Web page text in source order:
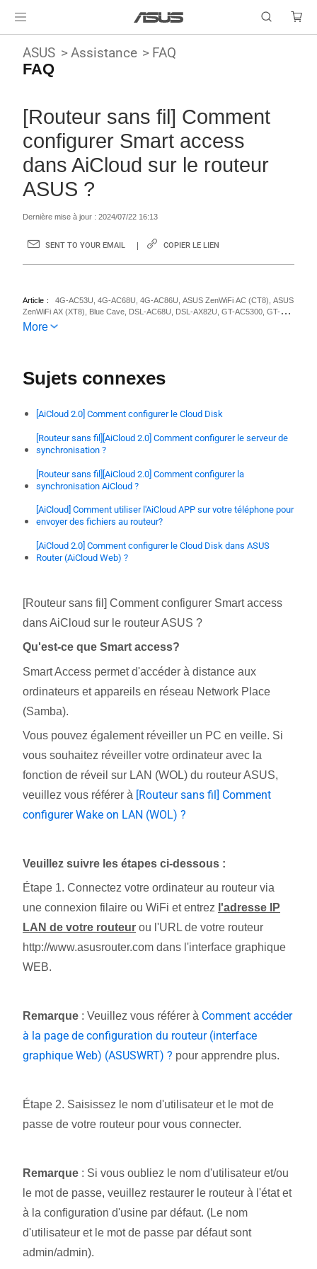
ASUS Assistance FAQ
FAQ
[Routeur sans fil] Comment
configurer Smart access
dans AiCloud sur le routeur
ASUS ?
Dernière mise à jour : 2024/07/22 16:13
SENT TO YOUR EMAIL COPIER LE LIEN
Article
4G-AC53U, 4G-AC68U, 4G-AC86U, ASUS ZenWiFi AC (CT8), ASUS
ZenWiFi AX (XT8), Blue Cave, DSL-AC68U, DSL-AX82U, GT-AC5300, GT-
AX11000, GT-AX11000 Pro, GT-AX6000, GT-AXE11000, ROG Rapture GT6,
ROG Rapture GT-AC2900, ROG Rapture GT-AXE16000, ROG STRIX GS-
ACRH13, RT-AX56U, RT-AX58U, RT-AX58U V2, RT-AX68U, RT-AX82U, RT-
AX82U V2, RT-AX86S, RT-AX86U, RT-N66U C1, TUF-AX3000, TUF-AX3000
More
Sujets connexes
[AiCloud 2.0] Comment configurer le Cloud Disk
[Routeur sans fil][AiCloud 2.0] Comment configurer le serveur de
synchronisation ?
[Routeur sans fil][AiCloud 2.0] Comment configurer la
synchronisation AiCloud ?
[AiCloud] Comment utiliser l'AiCloud APP sur votre téléphone pour
envoyer des fichiers au routeur?
[AiCloud 2.0] Comment configurer le Cloud Disk dans ASUS
Router (AiCloud Web) ?
[Routeur sans fil] Comment configurer Smart access
dans AiCloud sur le routeur ASUS ?
Qu'est-ce que Smart access?
Smart Access permet d'accéder à distance aux
ordinateurs et appareils en réseau Network Place
(Samba).
Vous pouvez également réveiller un PC en veille. Si
vous souhaitez réveiller votre ordinateur avec la
fonction de réveil sur LAN (WOL) du routeur ASUS,
veuillez vous référer à [Routeur sans fil] Comment
configurer Wake on LAN (WOL) ?
Veuillez suivre les étapes ci-dessous :
Étape 1. Connectez votre ordinateur au routeur via
une connexion filaire ou WiFi et entrez l'adresse IP
LAN de votre routeur ou l'URL de votre routeur
http://www.asusrouter.com dans l'interface graphique
WEB.
Remarque : Veuillez vous référer à Comment accéder
à la page de configuration du routeur (interface
graphique Web) (ASUSWRT) ? pour apprendre plus.
Étape 2. Saisissez le nom d'utilisateur et le mot de
passe de votre routeur pour vous connecter.
Remarque : Si vous oubliez le nom d'utilisateur et/ou
le mot de passe, veuillez restaurer le routeur à l'état et
à la configuration d'usine par défaut. (Le nom
d'utilisateur et le mot de passe par défaut sont
admin/admin).